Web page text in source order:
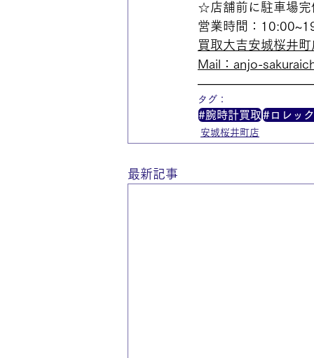
☆店舗前に駐車場
営業時間：
買取大吉安城桜井
Mail：anjo-
タグ：
#腕時計買取#ロレッ
安城桜井町店
最新記事